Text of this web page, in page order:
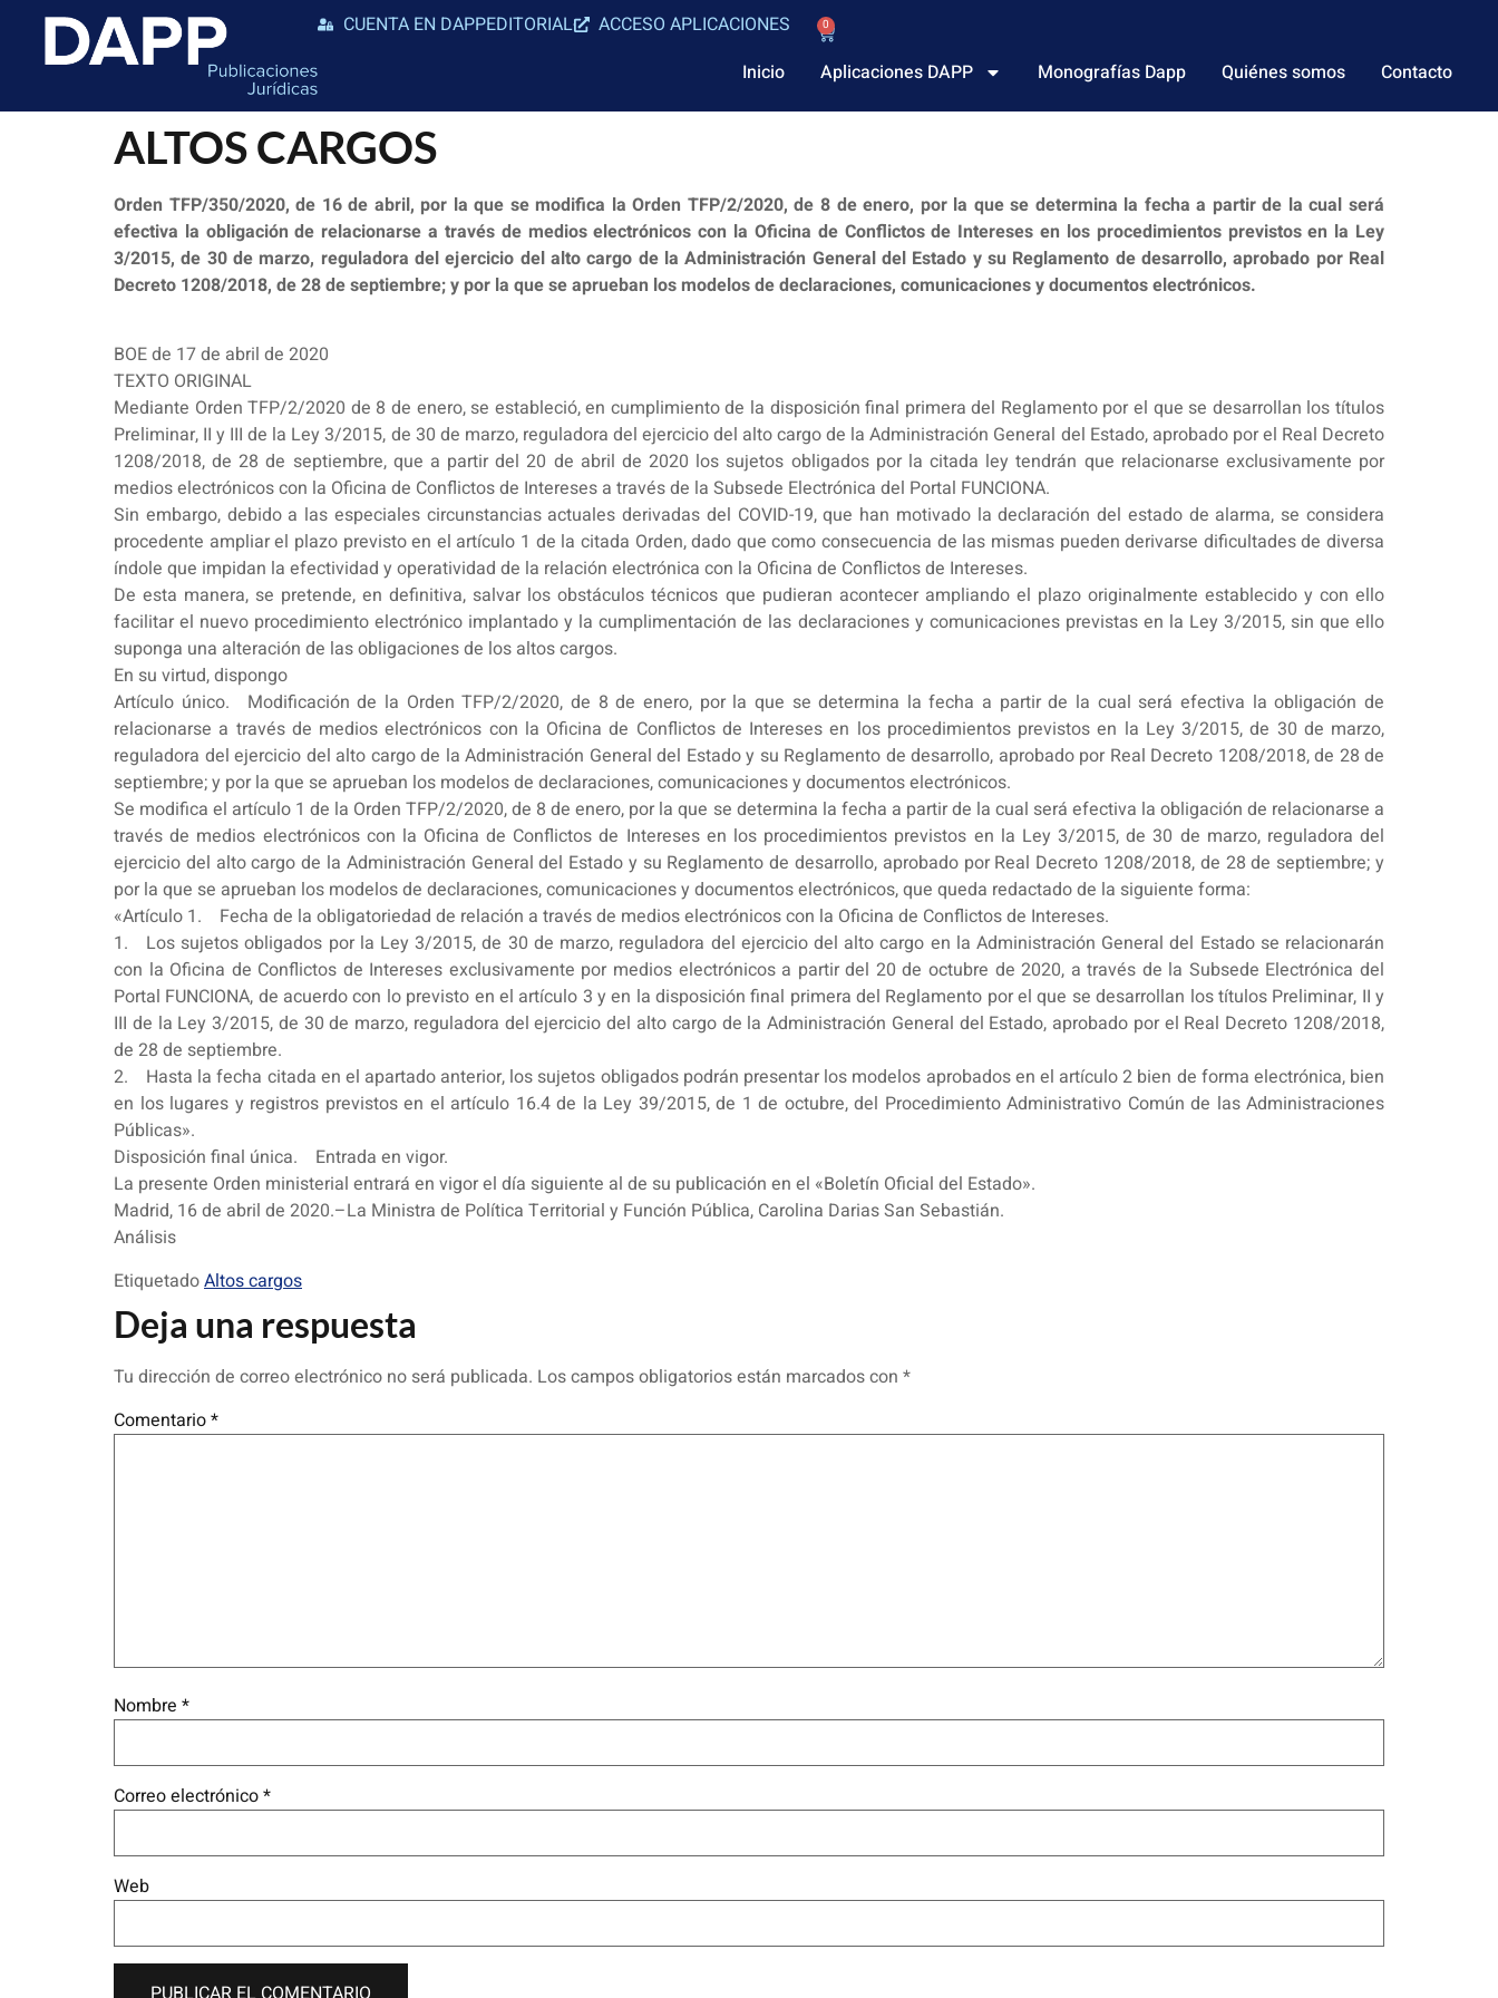
CUENTA EN DAPPEDITORIAL ACCESO APLICACIONES 0
Inicio Aplicaciones DAPP Monografías Dapp Quiénes somos Contacto
ALTOS CARGOS
Orden TFP/350/2020, de 16 de abril, por la que se modifica la Orden TFP/2/2020, de 8 de enero, por la que se determina la fecha a partir de la cual será
efectiva la obligación de relacionarse a través de medios electrónicos con la Oficina de Conflictos de Intereses en los procedimientos previstos en la Ley
3/2015, de 30 de marzo, reguladora del ejercicio del alto cargo de la Administración General del Estado y su Reglamento de desarrollo, aprobado por Real
Decreto 1208/2018, de 28 de septiembre; y por la que se aprueban los modelos de declaraciones, comunicaciones y documentos electrónicos.
BOE de 17 de abril de 2020
TEXTO ORIGINAL
Mediante Orden TFP/2/2020 de 8 de enero, se estableció, en cumplimiento de la disposición final primera del Reglamento por el que se desarrollan los títulos
Preliminar, II y III de la Ley 3/2015, de 30 de marzo, reguladora del ejercicio del alto cargo de la Administración General del Estado, aprobado por el Real Decreto
1208/2018, de 28 de septiembre, que a partir del 20 de abril de 2020 los sujetos obligados por la citada ley tendrán que relacionarse exclusivamente por
medios electrónicos con la Oficina de Conflictos de Intereses a través de la Subsede Electrónica del Portal FUNCIONA.
Sin embargo, debido a las especiales circunstancias actuales derivadas del COVID-19, que han motivado la declaración del estado de alarma, se considera
procedente ampliar el plazo previsto en el artículo 1 de la citada Orden, dado que como consecuencia de las mismas pueden derivarse dificultades de diversa
índole que impidan la efectividad y operatividad de la relación electrónica con la Oficina de Conflictos de Intereses.
De esta manera, se pretende, en definitiva, salvar los obstáculos técnicos que pudieran acontecer ampliando el plazo originalmente establecido y con ello
facilitar el nuevo procedimiento electrónico implantado y la cumplimentación de las declaraciones y comunicaciones previstas en la Ley 3/2015, sin que ello
suponga una alteración de las obligaciones de los altos cargos.
En su virtud, dispongo
Artículo único. Modificación de la Orden TFP/2/2020, de 8 de enero, por la que se determina la fecha a partir de la cual será efectiva la obligación de
relacionarse a través de medios electrónicos con la Oficina de Conflictos de Intereses en los procedimientos previstos en la Ley 3/2015, de 30 de marzo,
reguladora del ejercicio del alto cargo de la Administración General del Estado y su Reglamento de desarrollo, aprobado por Real Decreto 1208/2018, de 28 de
septiembre; y por la que se aprueban los modelos de declaraciones, comunicaciones y documentos electrónicos.
Se modifica el artículo 1 de la Orden TFP/2/2020, de 8 de enero, por la que se determina la fecha a partir de la cual será efectiva la obligación de relacionarse a
través de medios electrónicos con la Oficina de Conflictos de Intereses en los procedimientos previstos en la Ley 3/2015, de 30 de marzo, reguladora del
ejercicio del alto cargo de la Administración General del Estado y su Reglamento de desarrollo, aprobado por Real Decreto 1208/2018, de 28 de septiembre; y
por la que se aprueban los modelos de declaraciones, comunicaciones y documentos electrónicos, que queda redactado de la siguiente forma:
«Artículo 1. Fecha de la obligatoriedad de relación a través de medios electrónicos con la Oficina de Conflictos de Intereses.
1. Los sujetos obligados por la Ley 3/2015, de 30 de marzo, reguladora del ejercicio del alto cargo en la Administración General del Estado se relacionarán
con la Oficina de Conflictos de Intereses exclusivamente por medios electrónicos a partir del 20 de octubre de 2020, a través de la Subsede Electrónica del
Portal FUNCIONA, de acuerdo con lo previsto en el artículo 3 y en la disposición final primera del Reglamento por el que se desarrollan los títulos Preliminar, II y
III de la Ley 3/2015, de 30 de marzo, reguladora del ejercicio del alto cargo de la Administración General del Estado, aprobado por el Real Decreto 1208/2018,
de 28 de septiembre.
2. Hasta la fecha citada en el apartado anterior, los sujetos obligados podrán presentar los modelos aprobados en el artículo 2 bien de forma electrónica, bien
en los lugares y registros previstos en el artículo 16.4 de la Ley 39/2015, de 1 de octubre, del Procedimiento Administrativo Común de las Administraciones
Públicas».
Disposición final única. Entrada en vigor.
La presente Orden ministerial entrará en vigor el día siguiente al de su publicación en el «Boletín Oficial del Estado».
Madrid, 16 de abril de 2020.–La Ministra de Política Territorial y Función Pública, Carolina Darias San Sebastián.
Análisis
EtiquetadoAltos cargos
Deja una respuesta
Tu dirección de correo electrónico no será publicada. Los campos obligatorios están marcados con *
Comentario*
Nombre *
Correo electrónico*
Web